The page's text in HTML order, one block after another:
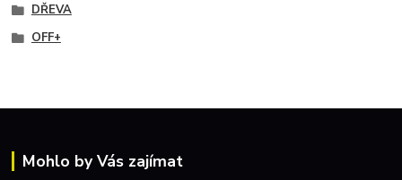
DŘEVA
OFF+
Mohlo by Vás zajímat